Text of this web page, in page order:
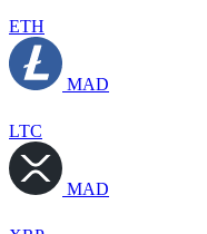
ETH
MAD
LTC
MAD